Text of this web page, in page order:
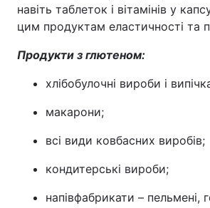
навіть таблеток і вітамінів у
цим продуктам еластичності та
Продукти з глютеном:
хлібобулочні вироби і
макарони;
всі види ковбасних виробів;
кондитерські вироби;
напівфабрикати – пельмені,